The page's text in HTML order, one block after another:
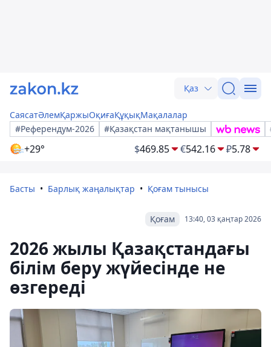
Қаз
СаясатӘлемҚаржыОқиғаҚұқықМақалалар
#Референдум-2026
#Қазақстан мақтанышы
+29° $469.85 €542.16 ₽5.78
Басты Барлық жаңалықтар Қоғам тынысы
13:40, 03 қаңтар 2026
Қоғам
2026 жылы Қазақстандағы
білім беру жүйесінде не
өзгереді